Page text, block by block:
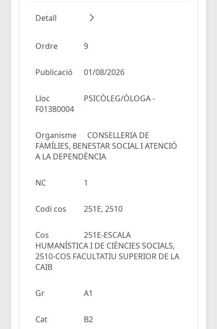
Detall
Ordre 9
Publicació 01/08/2026
Lloc
PSICÒLEG/ÒLOGA -
F01380004
Organisme
CONSELLERIA DE
FAMÍLIES, BENESTAR SOCIAL I ATENCIÓ
A LA DEPENDÈNCIA
NC 1
Codi cos 251E, 2510
Cos
251E-ESCALA
HUMANÍSTICA I DE CIÈNCIES SOCIALS,
2510-COS FACULTATIU SUPERIOR DE LA
CAIB
Gr A1
Cat B2